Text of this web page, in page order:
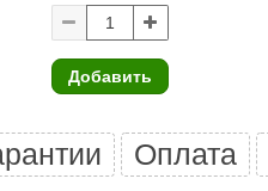
Добавить
Оплата